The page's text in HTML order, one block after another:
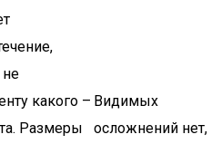
не
какого –
Размеры
Видимых
осложнений нет,